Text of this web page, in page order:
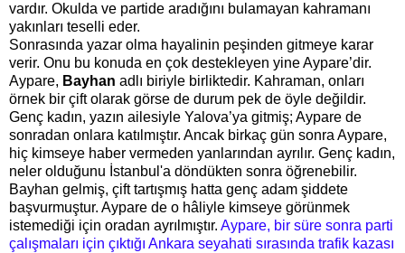
vardır. Okulda ve partide aradığını bulamayan kahramanı
yakınları teselli eder.
Sonrasında yazar olma hayalinin peşinden gitmeye karar
verir. Onu bu konuda en çok destekleyen yine Aypare’dir.
Aypare, Bayhan adlı biriyle birliktedir. Kahraman, onları
örnek bir çift olarak görse de durum pek de öyle değildir.
Genç kadın, yazın ailesiyle Yalova’ya gitmiş; Aypare de
sonradan onlara katılmıştır. Ancak birkaç gün sonra Aypare,
hiç kimseye haber vermeden yanlarından ayrılır. Genç kadın,
neler olduğunu İstanbul'a döndükten sonra öğrenebilir.
Bayhan gelmiş, çift tartışmış hatta genç adam şiddete
başvurmuştur. Aypare de o hâliyle kimseye görünmek
istemediği için oradan ayrılmıştır. Aypare, bir süre sonra parti
çalışmaları için çıktığı Ankara seyahati sırasında trafik kazası